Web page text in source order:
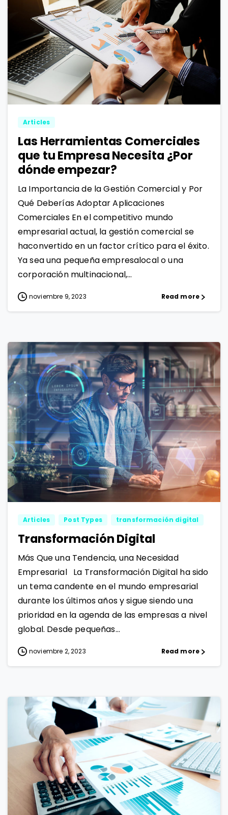
Articles
Las Herramientas Comerciales
que tu Empresa Necesita ¿Por
dónde empezar?
La Importancia de la Gestión Comercial y Por
Qué Deberías Adoptar Aplicaciones
Comerciales En el competitivo mundo
empresarial actual, la gestión comercial se
haconvertido en un factor crítico para el éxito.
Ya sea una pequeña empresalocal o una
corporación multinacional,...
noviembre 9, 2023 Read more
1
Articles Post Types transformación digital
Transformación Digital
Más Que una Tendencia, una Necesidad
Empresarial La Transformación Digital ha sido
un tema candente en el mundo empresarial
durante los últimos años y sigue siendo una
prioridad en la agenda de las empresas a nivel
global. Desde pequeñas...
noviembre 2, 2023 Read more